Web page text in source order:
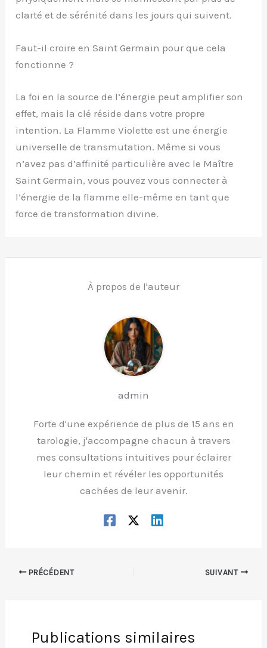
clarté et de sérénité dans les jours qui suivent.
Faut-il croire en Saint Germain pour que cela
fonctionne ?
La foi en la source de l’énergie peut amplifier son
effet, mais la clé réside dans votre propre
intention. La Flamme Violette est une énergie
universelle de transmutation. Même si vous
n’avez pas d’affinité particulière avec le Maître
Saint Germain, vous pouvez vous connecter à
l’énergie de la flamme elle-même en tant que
force de transformation divine.
À propos de l'auteur
admin
Forte d'une expérience de plus de 15 ans en
tarologie, j'accompagne chacun à travers
mes consultations intuitives pour éclairer
leur chemin et révéler les opportunités
cachées de leur avenir.
PRÉCÉDENT SUIVANT
Publications similaires